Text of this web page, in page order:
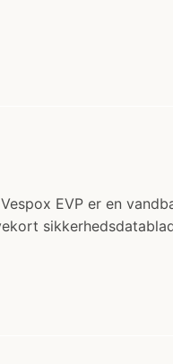
EVP er en